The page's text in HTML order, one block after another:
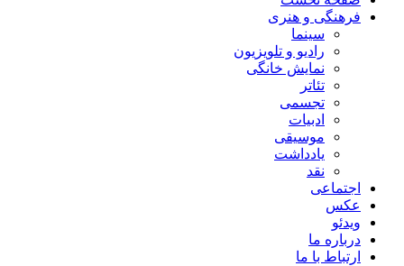
فرهنگی و هنری
سینما
رادیو و تلویزیون
نمایش خانگی
تئاتر
تجسمی
ادبیات
موسیقی
یادداشت
نقد
اجتماعی
عکس
ویدئو
درباره ما
ارتباط با ما